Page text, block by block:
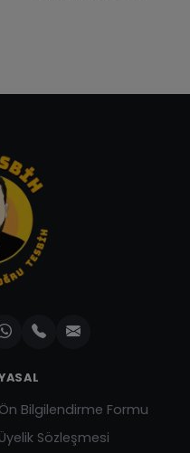
Ön Bilgilendirme Formu
Üyelik Sözleşmesi